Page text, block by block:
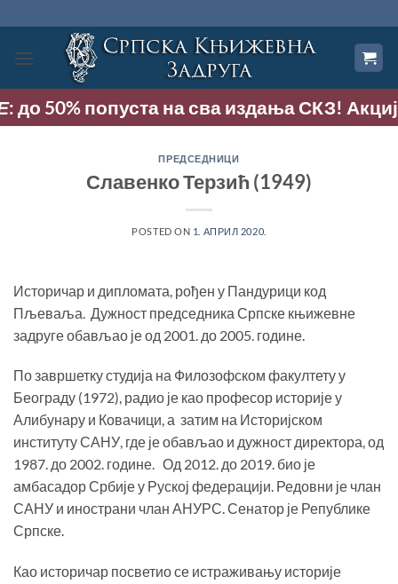
на
садржај
50% попуста на сва издања СКЗ! Акција
ПРЕДСЕДНИЦИ
Славенко Терзић (1949)
POSTED ON 1. АПРИЛ 2020.
Историчар и дипломата, рођен у Пандурици код
Пљеваља. Дужност председника Српске књижевне
задруге обављао је од 2001. до 2005. године.
По завршетку студија на Филозофском факултету у
Београду (1972), радио је као професор историје у
Алибунару и Ковачици, а затим на Историјском
институту САНУ, где је обављао и дужност директора, од
1987. до 2002. године. Од 2012. до 2019. био је
амбасадор Србије у Руској федерацији. Редовни је члан
САНУ и инострани члан АНУРС. Сенатор је Републике
Српске.
Као историчар посветио се истраживању историје